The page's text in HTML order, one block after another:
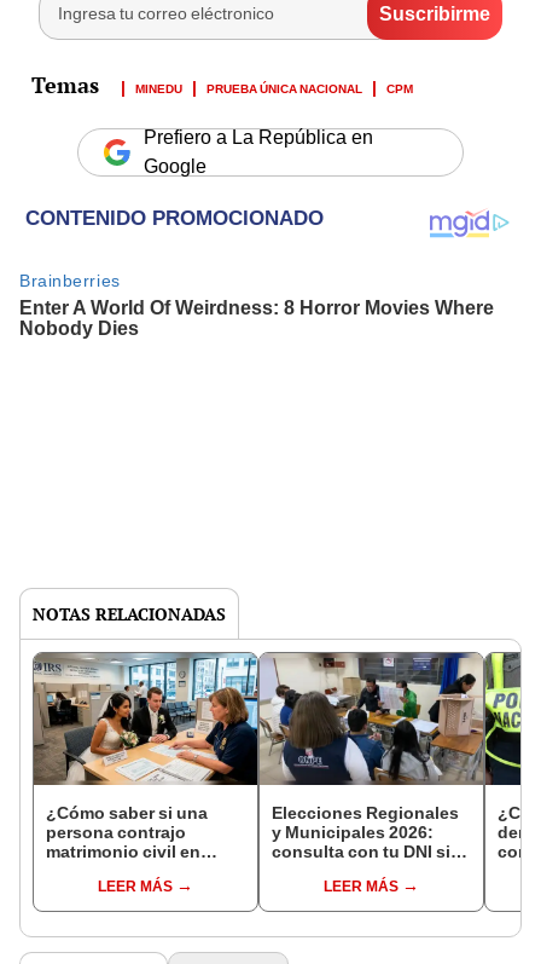
MINEDU PRUEBA ÚNICA NACIONAL CPM
Prefiero a La República en
Google
NOTAS RELACIONADAS
¿Cómo saber si una
persona contrajo
matrimonio civil en
LEER MÁS
Elecciones Regionales
y Municipales 2026:
consulta con tu DNI si
de mesa para este 4 de
octubre en el link oficial
LEER MÁS
con